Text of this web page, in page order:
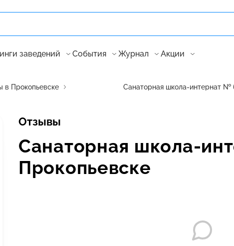
заведений События Журнал Акции
в Прокопьевске Санаторная школа-интернат №
Отзывы
Санаторная школа-
Прокопьевске